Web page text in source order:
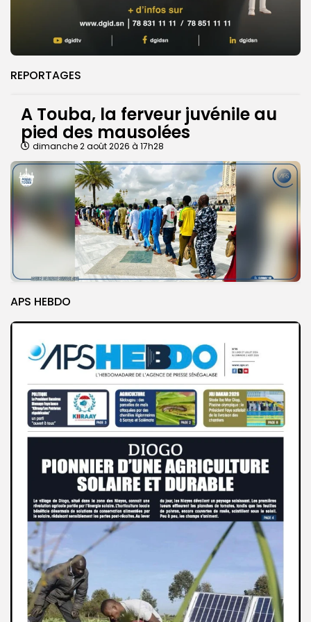
REPORTAGES
A Touba, la ferveur juvénile au
pied des mausolées
dimanche 2 août 2026 à 17h28
APS HEBDO